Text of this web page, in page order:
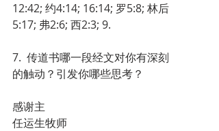
12:42; 约4:14; 16:14; 罗5:8; 林后
5:17; 弗2:6; 西2:3; 9.
7.  传道书哪一段经文对你有深刻
的触动？引发你哪些思考？
感谢主
任运生牧师